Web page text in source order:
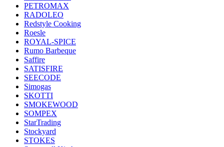
PETROMAX
RADOLEO
Redstyle Cooking
Roesle
ROYAL-SPICE
Rumo Barbeque
Saffire
SATISFIRE
SEECODE
Simogas
SKOTTI
SMOKEWOOD
SOMPEX
StarTrading
Stockyard
STOKES